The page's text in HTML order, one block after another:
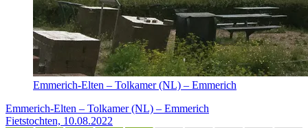
Emmerich-Elten – Tolkamer (NL) – Emmerich
Emmerich-Elten – Tolkamer (NL) – Emmerich
Fietstochten, 10.08.2022